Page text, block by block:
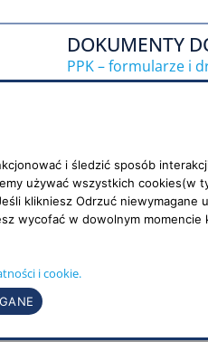
DOKUMENTY
PPK – formularze i
i śledzić sposób
używać wszystkich cookies(w
klikniesz Odrzuć niewymagane
wycofać w dowolnym momencie
i cookie.